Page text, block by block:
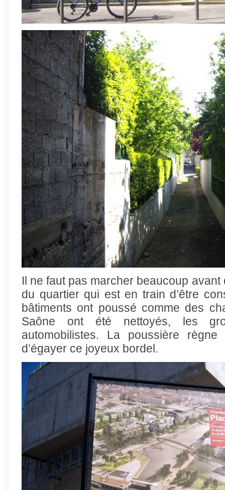
Il ne faut pas marcher beaucoup
du quartier qui est en train d’être
bâtiments ont poussé comme des
Saône ont été nettoyés, les
automobilistes. La poussière
d’égayer ce joyeux bordel.